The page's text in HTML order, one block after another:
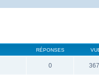
RÉPONSES
0